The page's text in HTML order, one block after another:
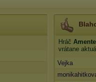
Hráč
vrátane
Vejka